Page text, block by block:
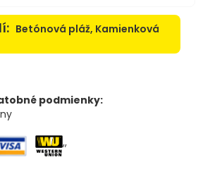
Betónová pláž, Kamienková
podmienky:
,,